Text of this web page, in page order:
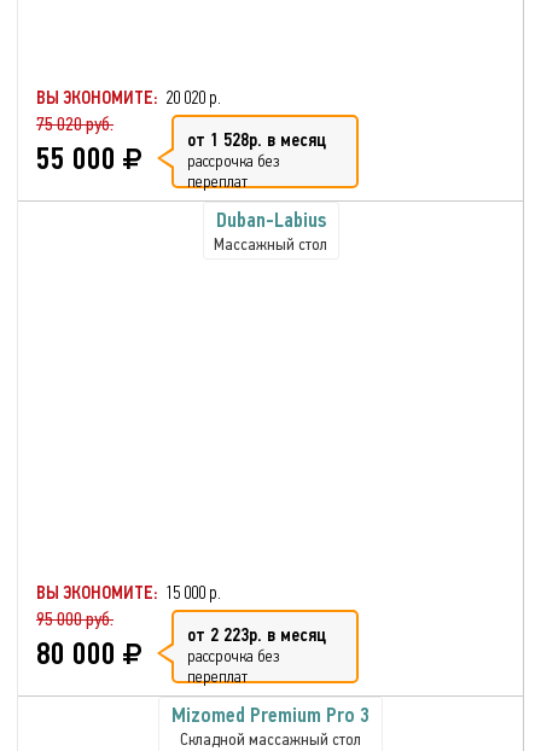
ВЫ ЭКОНОМИТЕ: 20 020 р.
75 020 руб.
55 000 от 1 528р. в месяц
рассрочка без
переплат
Duban-Labius
Массажный стол
ВЫ ЭКОНОМИТЕ: 15 000 р.
95 000 руб.
80 000 от 2 223р. в месяц
рассрочка без
переплат
Mizomed Premium Pro 3
Складной массажный стол